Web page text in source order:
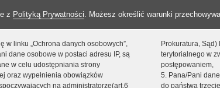
z Polityką Prywatności. Możesz określić warunki
w linku „Ochrona danych osobowych”,
dane osobowe w postaci adresu IP, są
w celu udostępniania strony
oraz wypełnienia obowiązków
na administratorze(art.6
Prokuratura,
terytorialnego w
postępowaniem,
5. Pana/Pani
do państwa